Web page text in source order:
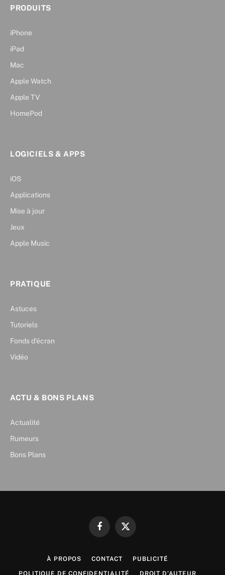
PRODUITS
iPhone
iPad
Mac
Apple Watch
Apple TV
HomePod
LOGICIELS & APPS
iOS
Applications
Mise à jour
Jeux
Apple Music
PRATIQUE
Astuces
Tutoriels
Fonds d’écran
Vidéo
ACTU & BONS PLANS
Actualité
Rumeurs
Bons Plans
FacebookX
À PROPOS CONTACT PUBLICITÉ
POLITIQUE DE CONFIDENTIALITÉ DROIT D’AUTEUR